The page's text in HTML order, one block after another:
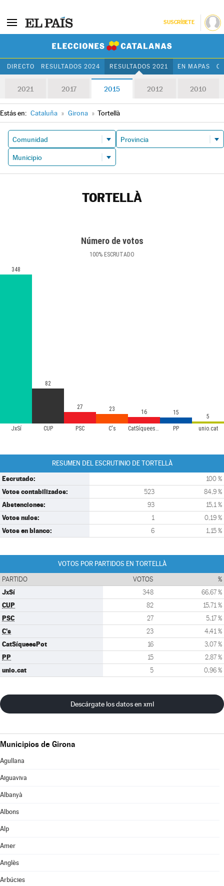
SUSCRÍBETE
DIRECTO RESULTADOS 2024 RESULTADOS 2021 EN MAPAS
2021 2017 2015 2012 2010
Estás en: Cataluña » Girona » Tortellà
TORTELLÀ
Número de votos
100% ESCRUTADO
JxSí CUP PSC C's CatSíqueesPot PP unio.cat
348
82
27 23 16 15
5
RESUMEN DEL ESCRUTINIO DE TORTELLÀ
Escrutado: 100 %
Votos contabilizados: 523 84,9 %
Abstenciones: 93 15,1 %
Votos nulos: 1 0,19 %
Votos en blanco: 6 1,15 %
VOTOS POR PARTIDOS EN TORTELLÀ
PARTIDO VOTOS %
JxSí 348 66,67 %
CUP 82 15,71 %
PSC 27 5,17 %
C's 23 4,41 %
CatSíqueesPot 16 3,07 %
PP 15 2,87 %
unio.cat 5 0,96 %
Descárgate los datos en xml
Municipios de Girona
Agullana
Aiguaviva
Albanyà
Albons
Alp
Amer
Anglès
Arbúcies